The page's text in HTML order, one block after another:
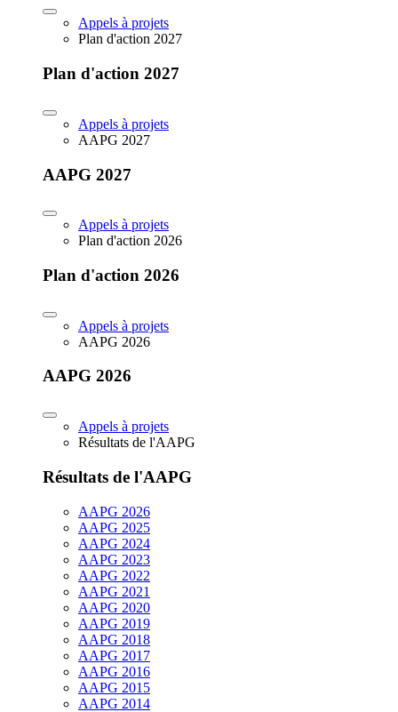
Appels à projets
Plan d'action 2027
Plan d'action 2027
Appels à projets
AAPG 2027
AAPG 2027
Appels à projets
Plan d'action 2026
Plan d'action 2026
Appels à projets
AAPG 2026
AAPG 2026
Appels à projets
Résultats de l'AAPG
Résultats de l'AAPG
AAPG 2026
AAPG 2025
AAPG 2024
AAPG 2023
AAPG 2022
AAPG 2021
AAPG 2020
AAPG 2019
AAPG 2018
AAPG 2017
AAPG 2016
AAPG 2015
AAPG 2014